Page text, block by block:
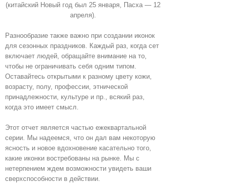
(китайский Новый год был 25 января, Пасха — 12
апреля).
Разнообразие также важно при создании иконок
для сезонных праздников. Каждый раз, когда сет
включает людей, обращайте внимание на то,
чтобы не ограничивать себя одним типом.
Оставайтесь открытыми к разному цвету кожи,
возрасту, полу, профессии, этнической
принадлежности, культуре и пр., всякий раз,
когда это имеет смысл.
Этот отчет является частью ежеквартальной
серии. Мы надеемся, что он дал вам некоторую
ясность и новое вдохновение касательно того,
какие иконки востребованы на рынке. Мы с
нетерпением ждем возможности увидеть ваши
сверхспособности в действии.